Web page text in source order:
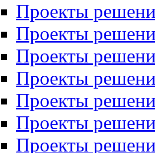
Проекты
Проекты
Проекты
Проекты
Проекты
Проекты
Проекты